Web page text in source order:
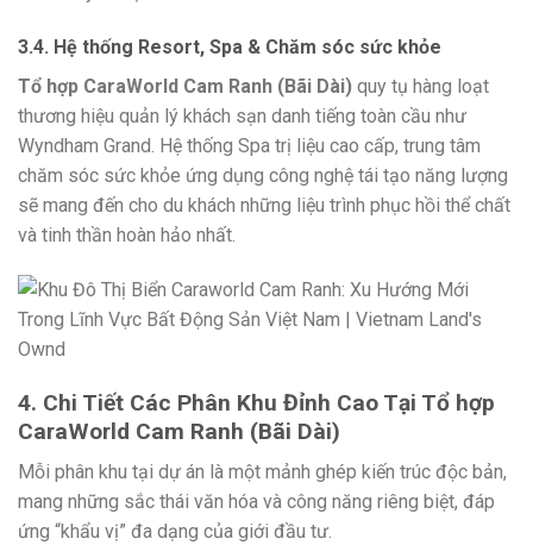
3.4. Hệ thống Resort, Spa & Chăm sóc sức khỏe
Tổ hợp CaraWorld Cam Ranh (Bãi Dài) quy tụ hàng loạt
thương hiệu quản lý khách sạn danh tiếng toàn cầu như
Wyndham Grand. Hệ thống Spa trị liệu cao cấp, trung tâm
chăm sóc sức khỏe ứng dụng công nghệ tái tạo năng lượng
sẽ mang đến cho du khách những liệu trình phục hồi thể chất
và tinh thần hoàn hảo nhất.
4. Chi Tiết Các Phân Khu Đỉnh Cao Tại Tổ hợp
CaraWorld Cam Ranh (Bãi Dài)
Mỗi phân khu tại dự án là một mảnh ghép kiến trúc độc bản,
mang những sắc thái văn hóa và công năng riêng biệt, đáp
ứng “khẩu vị” đa dạng của giới đầu tư.